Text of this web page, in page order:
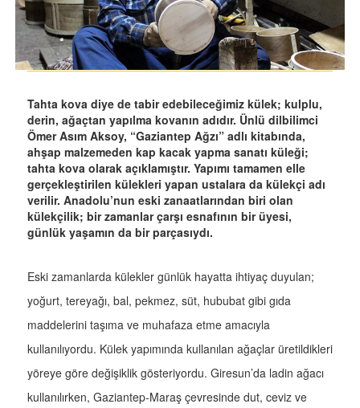
Tahta kova diye de tabir edebileceğimiz külek; kulplu,
derin, ağaçtan yapılma kovanın adıdır. Ünlü dilbilimci
Ömer Asım Aksoy, “Gaziantep Ağzı” adlı kitabında,
ahşap malzemeden kap kacak yapma sanatı küleği;
tahta kova olarak açıklamıştır. Yapımı tamamen elle
gerçekleştirilen külekleri yapan ustalara da külekçi adı
verilir. Anadolu’nun eski zanaatlarından biri olan
külekçilik; bir zamanlar çarşı esnafının bir üyesi,
günlük yaşamın da bir parçasıydı.
Eski zamanlarda külekler günlük hayatta ihtiyaç duyulan;
yoğurt, tereyağı, bal, pekmez, süt, hububat gibi gıda
maddelerini taşıma ve muhafaza etme amacıyla
kullanılıyordu. Külek yapımında kullanılan ağaçlar üretildikleri
yöreye göre değişiklik gösteriyordu. Giresun’da ladin ağacı
kullanılırken, Gaziantep-Maraş çevresinde dut, ceviz ve